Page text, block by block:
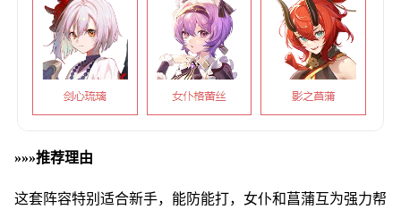
»»»推荐理由
这套阵容特别适合新手，能防能打，女仆和菖蒲互为强力帮